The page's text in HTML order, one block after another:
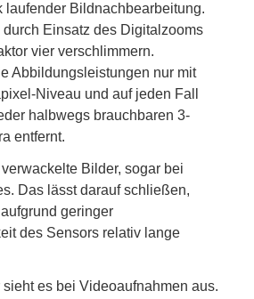
laufender Bildnachbearbeitung.
Einsatz des Digitalzooms
vier verschlimmern.
Abbildungsleistungen nur mit
Niveau und auf jeden Fall
halbwegs brauchbaren 3-
entfernt.
Bilder, sogar bei
Das lässt darauf schließen,
geringer
des Sensors relativ lange
es bei Videoaufnahmen aus.